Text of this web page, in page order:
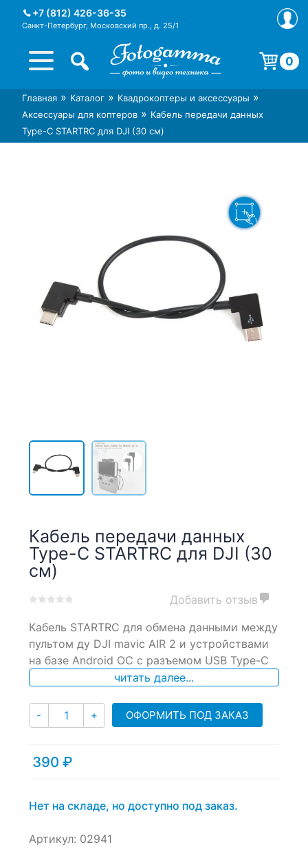
+7 (812) 426-36-35
Санкт-Петербург, Московский пр., д. 25/1
Интернет-магазин фототехники
Foto-Gamma в СПб
Магазин фотоаксессуаров foto-
gamma.ru
0
Корзина пуста.
Главная » Каталог » Квадрокоптеры и аксессуары »
Аксессуары для коптеров » Кабель передачи данных
Type-C STARTRC для DJI (30 см)
Кабель передачи данных
Type-C STARTRC для DJI (30
см)
out
based
on
Добавить отзыв
Кабель STARTRC для обмена данными между
пультом ду DJI mavic AIR 2 и устройствами
на базе Android ОС с разъемом USB Type-C
читать далее...
- Количество
+ ОФОРМИТЬ ПОД ЗАКАЗ
390 ₽
Нет на складе, но доступно под заказ.
Артикул: 02941